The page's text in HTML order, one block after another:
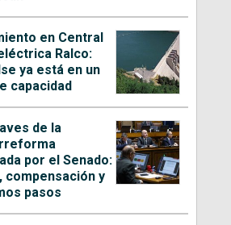
en Central
Ralco:
ya está en un
capacidad
de la
por el Senado:
compensación y
pasos